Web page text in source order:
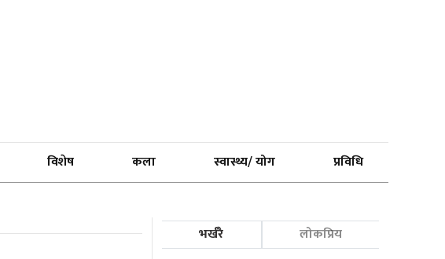
विशेष कला स्वास्थ्य/ योग प्रविधि
भर्खरै लोकप्रिय